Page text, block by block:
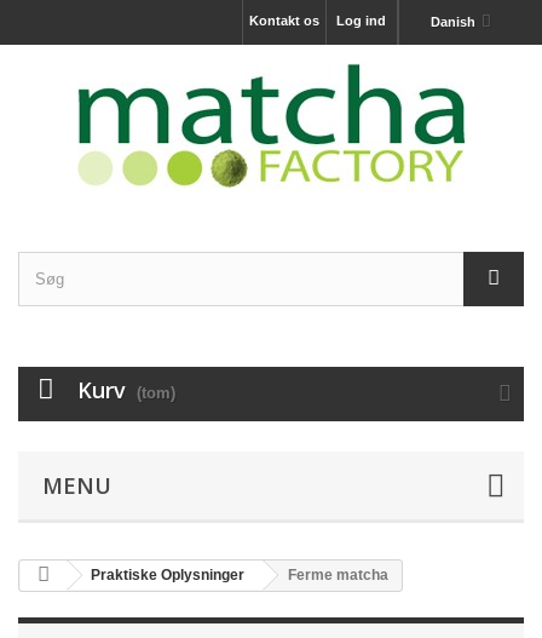
Danish
Log ind
Kontakt os
Kurv (tom)
MENU
Praktiske Oplysninger Ferme matcha